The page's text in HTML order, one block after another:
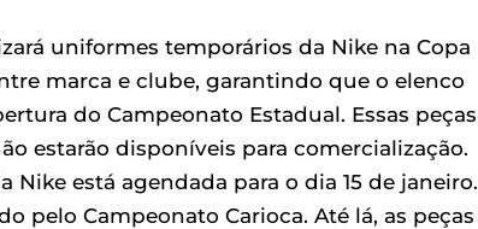
uniformes temporários da Nike na Copa
marca e clube, garantindo que o elenco
do Campeonato Estadual. Essas peças
estarão disponíveis para comercialização.
está agendada para o dia 15 de
pelo Campeonato Carioca. Até lá, as peças